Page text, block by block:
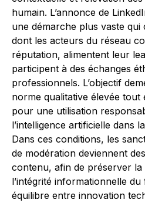
humain. L’annonce de
une démarche plus vaste
dont les acteurs du réseau
réputation, alimentent leur
participent à des échanges
professionnels. L’objectif
norme qualitative élevée tout
pour une utilisation
l’intelligence artificielle dans
Dans ces conditions, les
de modération deviennent
contenu, afin de préserver
l’intégrité informationnelle du
équilibre entre innovation